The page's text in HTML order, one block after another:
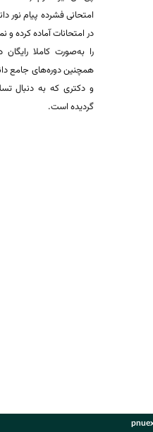
امتحانی فشرده پیام نور
در امتحانات آماده‌ کرده
را به‌صورت کاملا
همچنین دوره‌های جامع
و دکتری که به دنبال
گردیده است.